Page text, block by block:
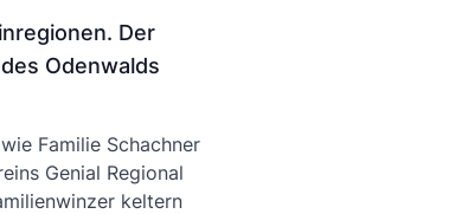
Der
Odenwalds
Familie Schachner
Genial Regional
keltern